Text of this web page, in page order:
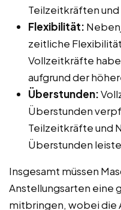
Teilzeitkräften
Flexibilität:
zeitliche
Vollzeitkräfte
aufgrund der
Überstunden:
Überstunden
Teilzeitkräfte und
Überstunden
Insgesamt müssen
Anstellungsarten eine
mitbringen, wobei die